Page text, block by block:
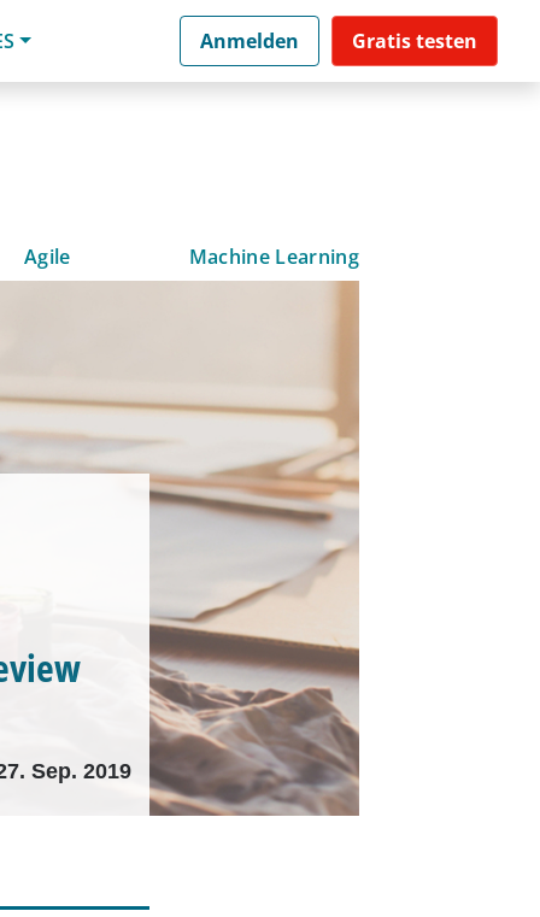
Anmelden Gratis testen
Agile Machine Learning
Sep. 2019